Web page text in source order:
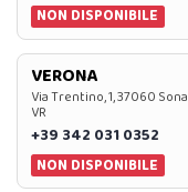
NON DISPONIBILE
VERONA
Via Trentino, 1, 37060 Sona
VR
+39 342 031 0352
NON DISPONIBILE